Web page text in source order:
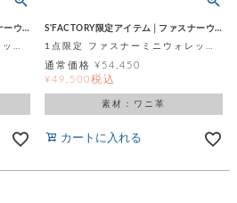
S'FACTORY限定アイテム│ファスナーウォレット
1点限定 ファスナーミニウォレット オイルドマットダークブラウン スモールクロコダイル ポロサス (ワニ革)
S'FACTORY限定アイテム│ファスナーウォレット
1点限定 ファスナーミニウォレット マットスモーキーグレイ 濃茶 アイアンダイ スモールクロコダイル ポロサス (ワニ革)
通常価格 ¥ 54,450
¥49,500税込
素材：ワニ革
カートに入れる